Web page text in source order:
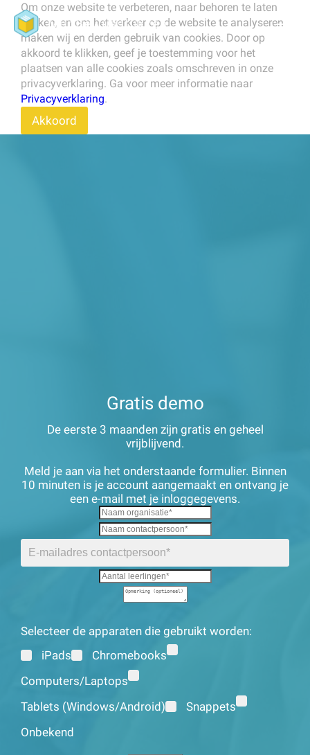
Om onze website te verbeteren, naar behoren te laten
werken, en om het verkeer op de website te analyseren
maken wij en derden gebruik van cookies. Door op
akkoord te klikken, geef je toestemming voor het
plaatsen van alle cookies zoals omschreven in onze
privacyverklaring. Ga voor meer informatie naar
Privacyverklaring.
Akkoord
Gratis demo
De eerste 3 maanden zijn gratis en geheel
vrijblijvend.
Meld je aan via het onderstaande formulier. Binnen
10 minuten is je account aangemaakt en ontvang je
een e-mail met je inloggegevens.
Selecteer de apparaten die gebruikt worden:
iPads
Chromebooks
Computers/Laptops
Tablets (Windows/Android)
Snappets
Onbekend